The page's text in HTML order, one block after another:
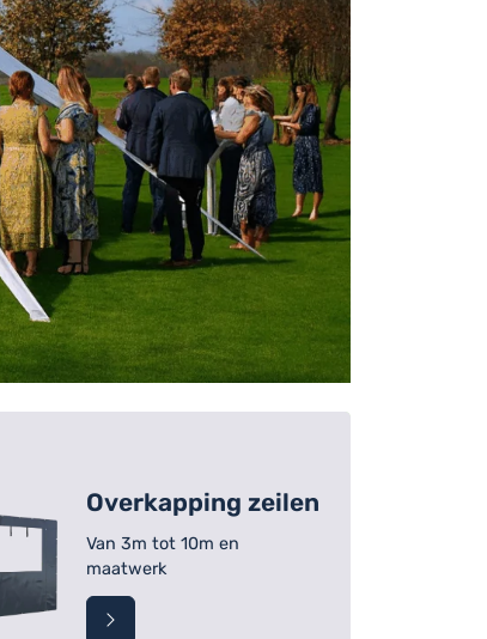
Overkapping zeilen
Van 3m tot 10m en
maatwerk